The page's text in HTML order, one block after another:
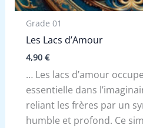
Grade 01
Les Lacs d’Amour
4,90 €
… Les lacs d’amour
essentielle dans
reliant les frères par un
humble et profond. Ce